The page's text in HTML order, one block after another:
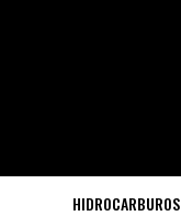
HIDROCARBUROS